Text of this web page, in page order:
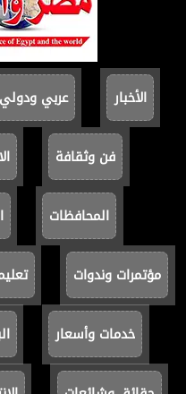
الأخبار عربي ودولي
فن وثقافة
المحافظات
مؤتمرات وندوات
خدمات وأسعار